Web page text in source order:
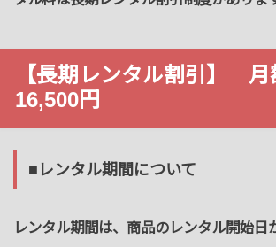
【長期レンタル割引】 月
16,500円
■レンタル期間について
レンタル期間は、商品のレンタル開始日